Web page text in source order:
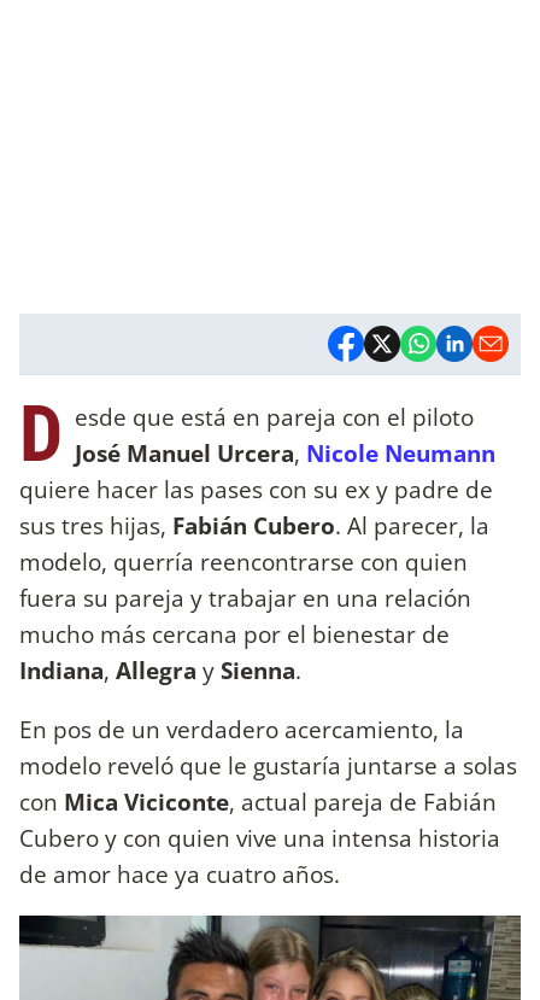
D esde que está en pareja con el piloto
José Manuel Urcera, Nicole Neumann
quiere hacer las pases con su ex y padre de
sus tres hijas, Fabián Cubero. Al parecer, la
modelo, querría reencontrarse con quien
fuera su pareja y trabajar en una relación
mucho más cercana por el bienestar de
Indiana, Allegra ySienna.
En pos de un verdadero acercamiento, la
modelo reveló que le gustaría juntarse a solas
con Mica Viciconte, actual pareja de Fabián
Cubero y con quien vive una intensa historia
de amor hace ya cuatro años.